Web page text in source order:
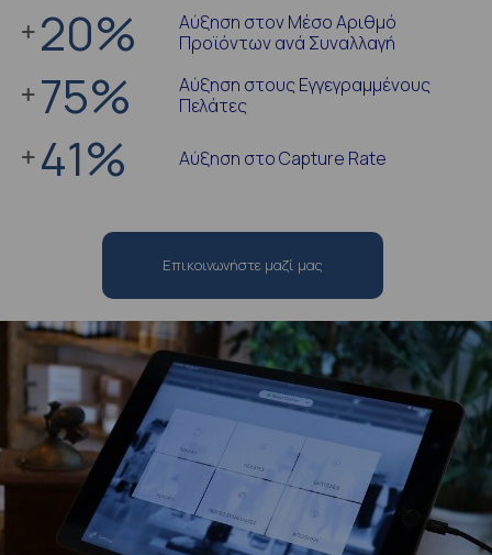
20%
Αύξηση στον Μέσο Αριθμό
Προϊόντων ανά Συναλλαγή
75%
Αύξηση στους Εγγεγραμμένους
Πελάτες
41% Αύξηση στο Capture Rate
Επικοινωνήστε μαζί μας